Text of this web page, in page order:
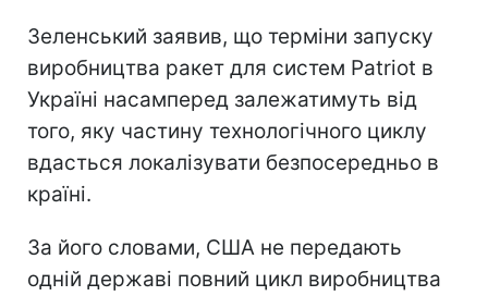
Зеленський заявив, що терміни запуску
виробництва ракет для систем Patriot в
Україні насамперед залежатимуть від
того, яку частину технологічного циклу
вдасться локалізувати безпосередньо в
країні.
За його словами, США не передають
одній державі повний цикл виробництва